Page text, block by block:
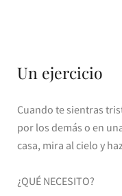
Un ejercicio
Cuando te sientras
por los demás o en
casa, mira al cielo y
¿QUÉ NECESITO?